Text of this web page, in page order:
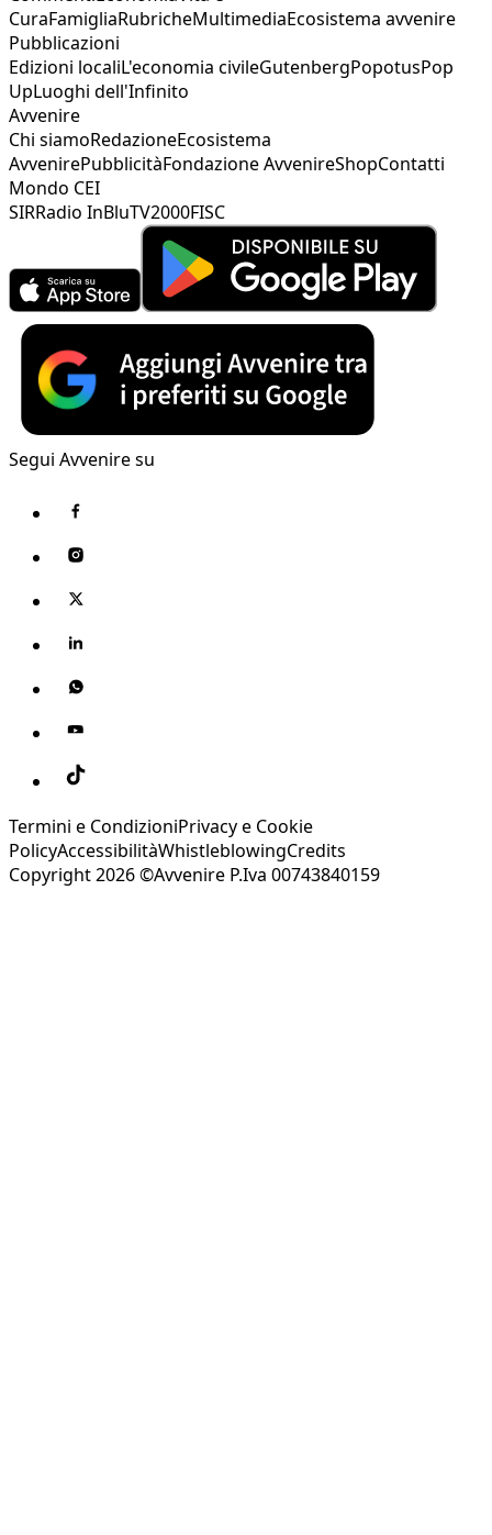
CuraFamigliaRubricheMultimediaEcosistema avvenire
Pubblicazioni
Edizioni localiL'economia civileGutenbergPopotusPop
UpLuoghi dell'Infinito
Avvenire
Chi siamoRedazioneEcosistema
AvvenirePubblicitàFondazione AvvenireShopContatti
Mondo CEI
SIRRadio InBluTV2000FISC
Segui Avvenire su
Termini e CondizioniPrivacy e Cookie
PolicyAccessibilitàWhistleblowingCredits
Copyright 2026 ©Avvenire P.Iva 00743840159